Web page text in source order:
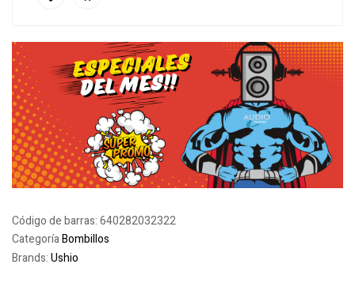
Código de barras:640282032322
CategoríaBombillos
Brands:Ushio